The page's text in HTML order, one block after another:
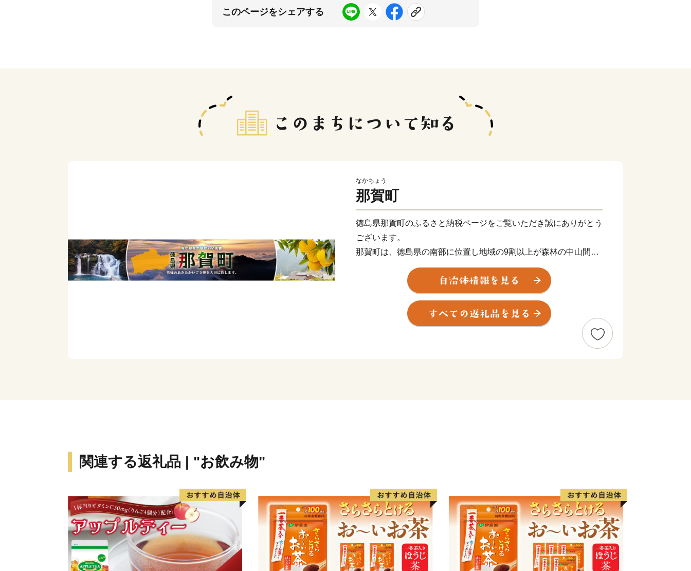
このページをシェアする
なかちょう
那賀町
徳島県那賀町のふるさと納税ページをご覧いただき誠にありがとう
ございます。
那賀町は、徳島県の南部に位置し地域の9割以上が森林の中山間地
域です。町の北西部は剣山国定公園に指定され、剣山スーパー林道
が縦貫しています。公園内には剣山や高の瀬峡などの大自然があ
り、貴重な野生動植物を抱えています。また、那賀川や坂州木頭川
の清流が大釜の滝、大轟の滝などの瀑布を創造し、秋には辺りの紅
葉と一体となって非常に美しい景観です。町内では、柚の生産が盛
んに行われ、とりわけ木頭ゆずは全国的に人気を集めています。そ
関連する返礼品 | "お飲み物"